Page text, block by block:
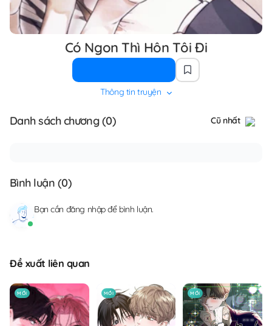
Có Ngon Thì Hôn Tôi Đi
Thông tin truyện
Danh sách chương (0) Cũ nhất
Bình luận (0)
Bạn cần đăng nhậpđể bình luận.
Đề xuất liên quan
MỚI MỚI MỚI